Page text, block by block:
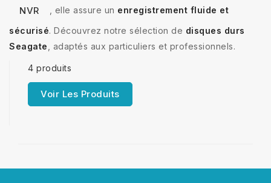
NVR , elle assure un enregistrement fluide et
sécurisé. Découvrez notre sélection de disques durs
Seagate , adaptés aux particuliers et professionnels.
4 produits
Voir Les Produits